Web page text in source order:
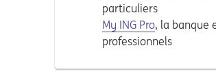
particuliers
My ING Pro, la banque
professionnels